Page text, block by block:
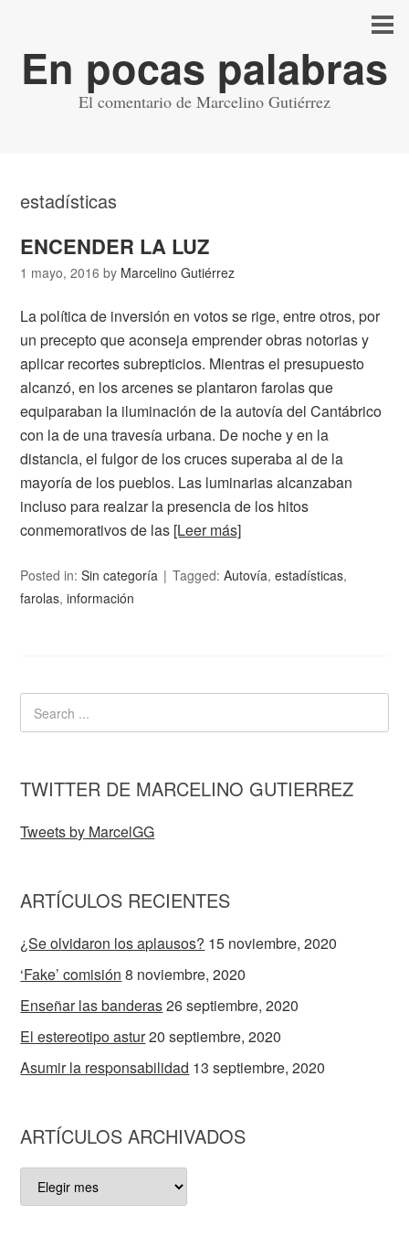
En pocas palabras
El comentario de Marcelino Gutiérrez
estadísticas
ENCENDER LA LUZ
1 mayo, 2016 by Marcelino Gutiérrez
La política de inversión en votos se rige, entre otros, por
un precepto que aconseja emprender obras notorias y
aplicar recortes subrepticios. Mientras el presupuesto
alcanzó, en los arcenes se plantaron farolas que
equiparaban la iluminación de la autovía del Cantábrico
con la de una travesía urbana. De noche y en la
distancia, el fulgor de los cruces superaba al de la
mayoría de los pueblos. Las luminarias alcanzaban
incluso para realzar la presencia de los hitos
conmemorativos de las [Leer más]
Posted in:Sin categoría Tagged:Autovía,estadísticas,
farolas,información
TWITTER DE MARCELINO GUTIERREZ
Tweets by MarcelGG
ARTÍCULOS RECIENTES
¿Se olvidaron los aplausos? 15 noviembre, 2020
‘Fake’ comisión 8 noviembre, 2020
Enseñar las banderas26 septiembre, 2020
El estereotipo astur20 septiembre, 2020
Asumir la responsabilidad 13 septiembre, 2020
ARTÍCULOS ARCHIVADOS
ARTÍCULOS
ARCHIVADOS